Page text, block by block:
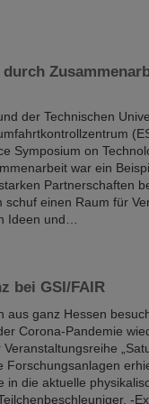
der Technischen
Symposium on
war ein
Partnerschaften
einen Raum für
Ideen und…
bei GSI/FAIR
aus ganz Hessen
Corona-Pandemie
Forschungsanlagen
in die aktuelle
-